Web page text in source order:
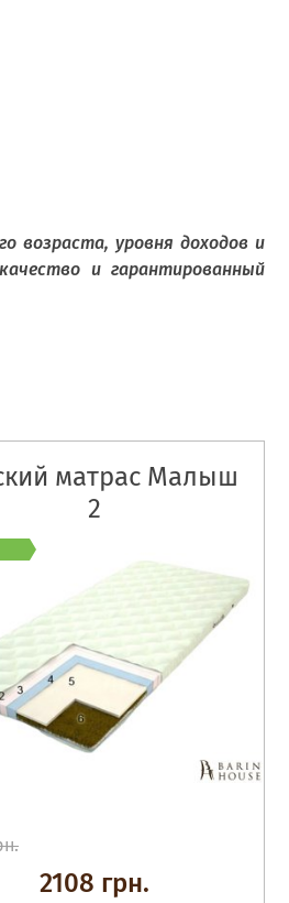
возраста, уровня доходов и
и гарантированный
матрас Малыш
2
2108 грн.